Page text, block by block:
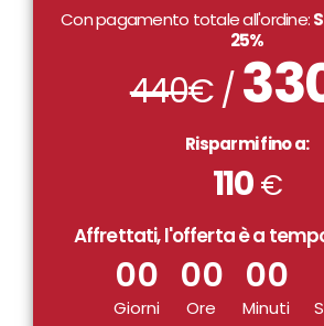
Con pagamento totale all'ordine:
25%
440€ /
Risparmi fino a:
110€
Affrettati, l'offerta è a
00
Giorni
00
Ore
00
Minuti